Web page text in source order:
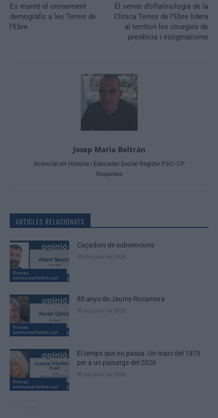
Es manté el creixement
demogràfic a les Terres de
l’Ebre
El servei d’oftalmologia de la
Clínica Terres de l’Ebre lidera
al territori les cirurgies de
presbícia i estigmatisme
Josep Maria Beltrán
llicenciat en Història i Educador Social Regidor PSC-CP
Roquetes
ARTICLES RELACIONATS
Firmes
setmanarilebre.cat
Caçadors de subvencions
30 de juliol de 2026
Firmes
setmanarilebre.cat
80 anys de Jaume Rocamora
30 de juliol de 2026
Firmes
setmanarilebre.cat
El temps que no passa. Un marc del 1975
per a un paisatge del 2026
30 de juliol de 2026